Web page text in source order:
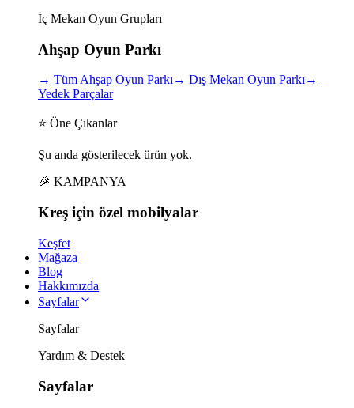
İç Mekan Oyun Grupları
Ahşap Oyun Parkı
→ Tüm Ahşap Oyun Parkı→ Dış Mekan Oyun Parkı→
Yedek Parçalar
⭐ Öne Çıkanlar
Şu anda gösterilecek ürün yok.
🎉 KAMPANYA
Kreş için özel mobilyalar
Keşfet
Mağaza
Blog
Hakkımızda
Sayfalar
Sayfalar
Yardım & Destek
Sayfalar